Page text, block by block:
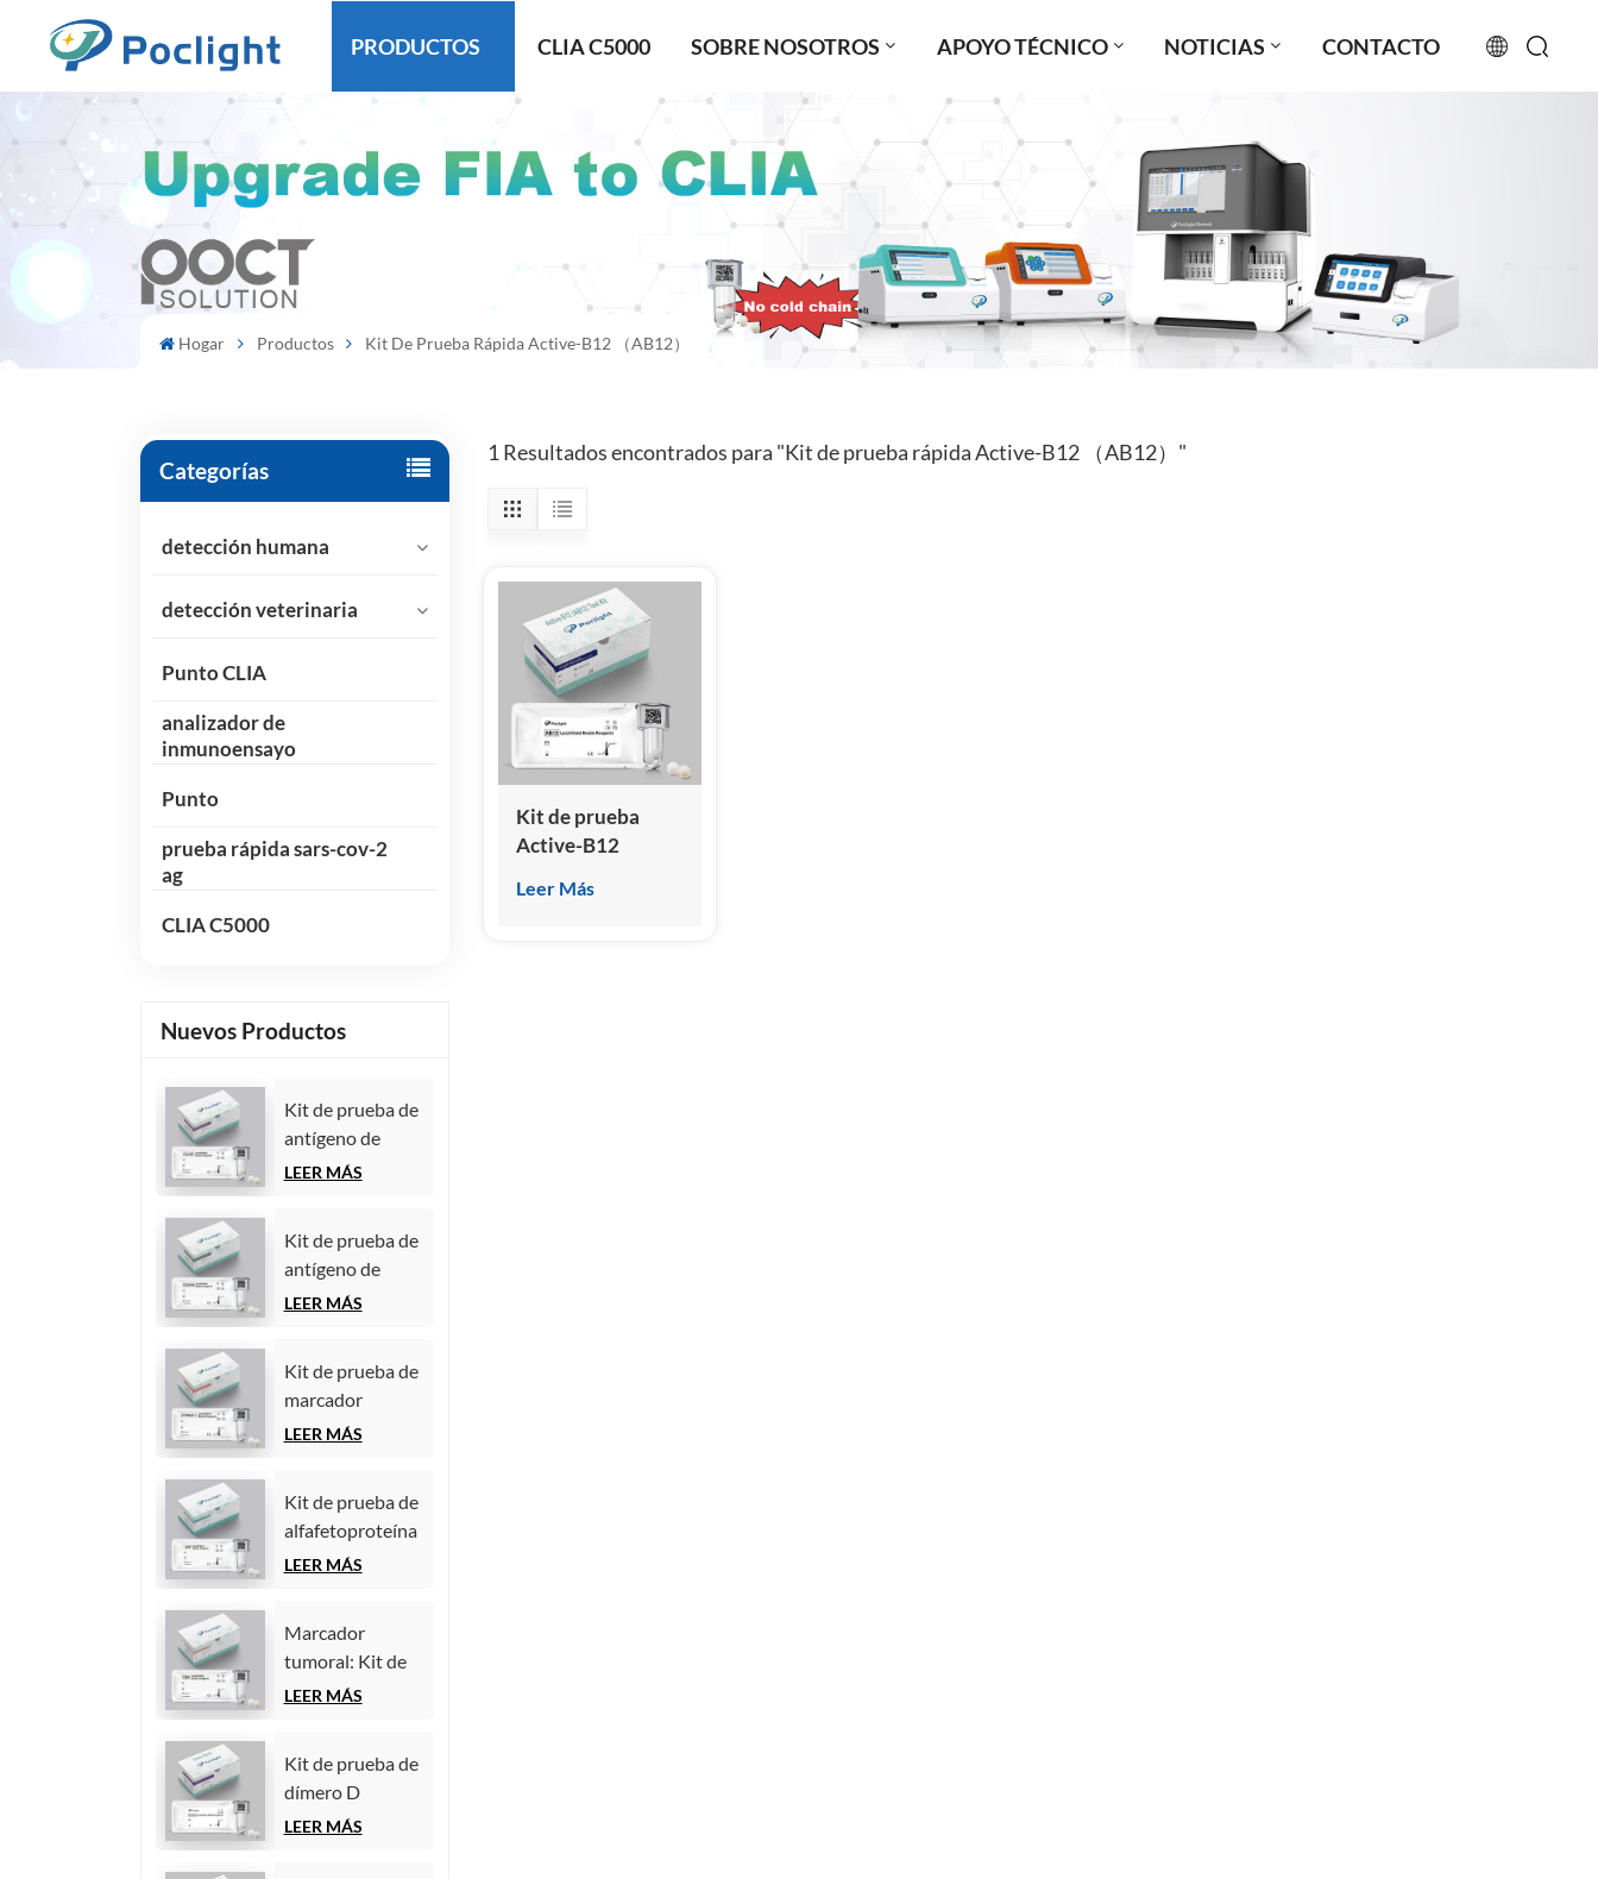
PRODUCTOS CLIA C5000 SOBRE NOSOTROS APOYO TÉCNICO NOTICIAS CONTACTO
русский
español
Hogar Productos Kit De Prueba Rápida Active-B12 （AB12）
Categorías
detección humana
detección veterinaria
Punto CLIA
analizador de
inmunoensayo
Punto
prueba rápida sars-cov-2
ag
CLIA C5000
Nuevos Productos
Kit de prueba de
antígeno de
carbohidratos
de
quimioluminiscencia
homogénea)
LEER MÁS
Kit de prueba de
antígeno de
carbohidratos
de
quimioluminiscencia
homogénea)
LEER MÁS
Kit de prueba de
marcador
tumoral
citoqueratina 19)
(inmunoensayo
de
homogénea)
LEER MÁS
Kit de prueba de
alfafetoproteína
(AFP) (marcador
de
quimioluminiscencia
homogénea)
LEER MÁS
Marcador
tumoral: Kit de
prueba de
(CEA)
(inmunoensayo
de
LEER MÁS
Kit de prueba de
dímero D
(inmunoensayo
LEER MÁS
1 Resultados encontrados para "Kit de prueba rápida Active-B12 （AB12）"
Kit de prueba
Active-B12
(inmunoensayo de
Leer Más